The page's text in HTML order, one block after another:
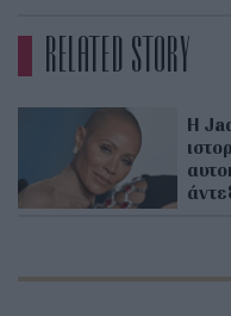
RELATED STORY
H